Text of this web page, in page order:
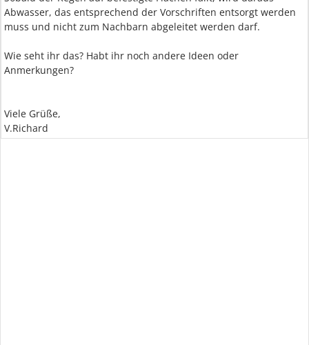
Abwasser, das entsprechend der Vorschriften entsorgt werden
muss und nicht zum Nachbarn abgeleitet werden darf.
Wie seht ihr das? Habt ihr noch andere Ideen oder
Anmerkungen?
Viele Grüße,
V.Richard